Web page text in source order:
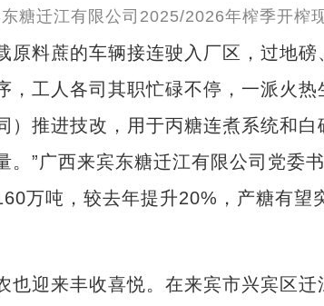
糖迁江有限公司2025/2026年榨季开榨
料蔗的车辆接连驶入厂区，过地磅
，工人各司其职忙碌不停，一派火
）推进技改，用于丙糖连煮系统和
。”广西来宾东糖迁江有限公司党委
万吨，较去年提升20%，产糖有望
迎来丰收喜悦。在来宾市兴宾区迁